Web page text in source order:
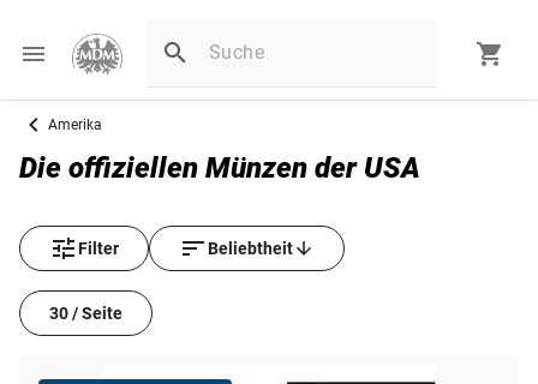
Amerika
Die offiziellen Münzen der USA
Filter Beliebtheit
30 / Seite